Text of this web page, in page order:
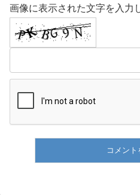
画像に表示された文字を入力